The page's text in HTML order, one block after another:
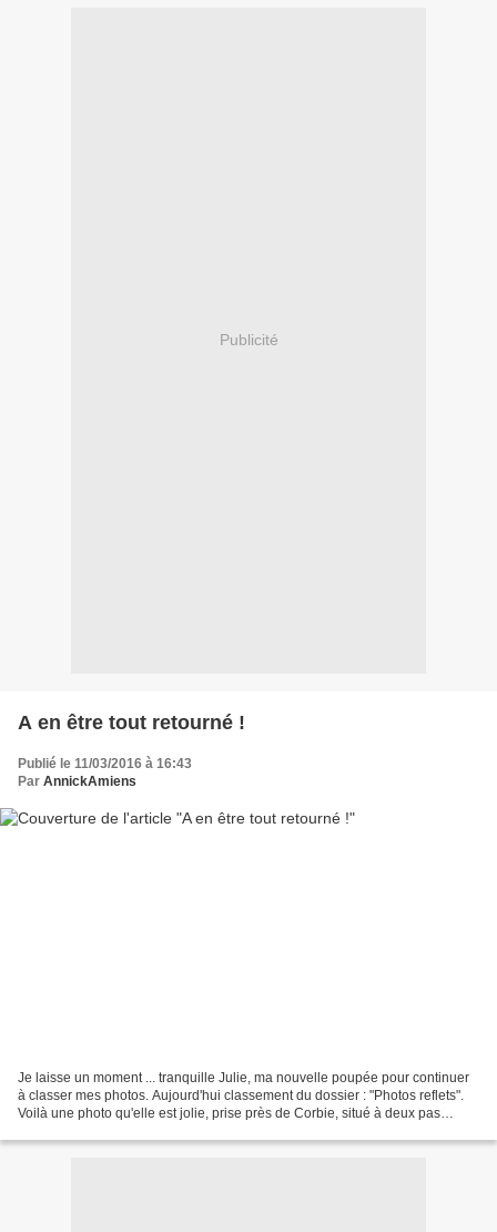
Publicité
A en être tout retourné !
Publié le 11/03/2016 à 16:43
Par AnnickAmiens
Je laisse un moment ... tranquille Julie, ma nouvelle poupée pour continuer
à classer mes photos. Aujourd'hui classement du dossier : "Photos reflets".
Voilà une photo qu'elle est jolie, prise près de Corbie, situé à deux pas